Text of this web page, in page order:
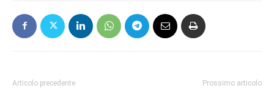
Articolo precedente Prossimo articolo